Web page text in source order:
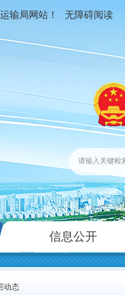
输局网站！ 无障碍阅读
信息公开
动态